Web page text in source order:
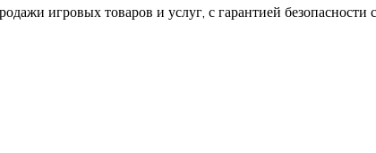
игровых товаров и услуг, с гарантией